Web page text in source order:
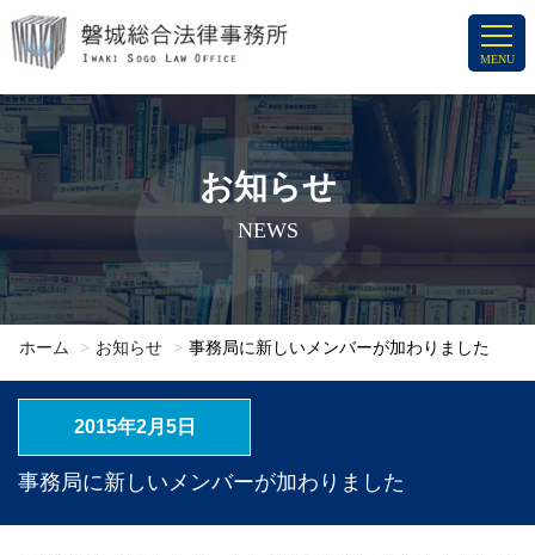
ン
ン
ツ
プ
MENU
お知らせ
NEWS
ホーム お知らせ 事務局に新しいメンバーが加わりました
2015年2月5日
事務局に新しいメンバーが加わりました